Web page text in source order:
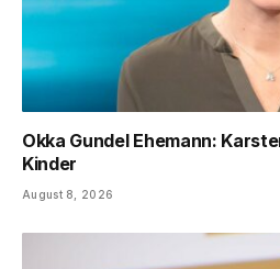
Okka Gundel Ehemann:
Kinder
August 8, 2026